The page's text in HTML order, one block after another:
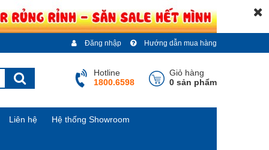
Hướng dẫn mua hàng
Đăng nhập
Giỏ hàng
0 sản phẩm
Hotline
1800.6598
Liên hệ Hệ thống Showroom